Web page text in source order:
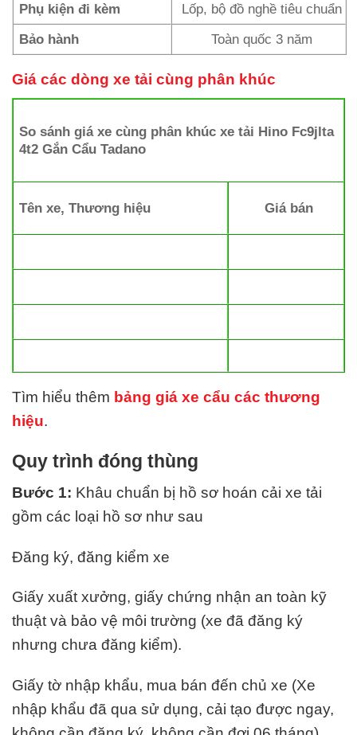
Phụ kiện đi kèm
Lốp, bộ đồ nghề tiêu chuẩn
Bảo hành
Toàn quốc 3 năm
Giá các dòng xe tải cùng phân khúc
So sánh giá xe cùng phân khúc xe tải Hino Fc9jlta
4t2 Gắn Cẩu Tadano
Tên xe, Thương hiệu Giá bán
Tìm hiểu thêm bảng giá xe cẩu các thương
hiệu.
Quy trình đóng thùng
Bước 1: Khâu chuẩn bị hồ sơ hoán cải xe tải
gồm các loại hồ sơ như sau
Đăng ký, đăng kiểm xe
Giấy xuất xưởng, giấy chứng nhận an toàn kỹ
thuật và bảo vệ môi trường (xe đã đăng ký
nhưng chưa đăng kiểm).
Giấy tờ nhập khẩu, mua bán đến chủ xe (Xe
nhập khẩu đã qua sử dụng, cải tạo được ngay,